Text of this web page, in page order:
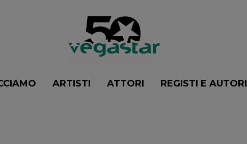
ARTISTI ATTORI REGISTI E AUTORI